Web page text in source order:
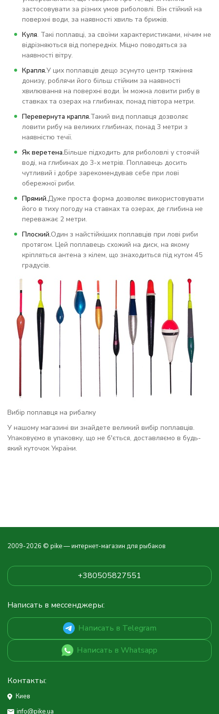
застосовувати за різних умов риболовлі. Він стійкий на
поверхні води, за наявності хвиль та брижів.
Куля. Такі поплавці, за своїми характеристиками, нічим не
відрізняються від попередніх. Міцно поводяться за
наявності вітру.
Крапля.У цих поплавців дещо зсунуто центр тяжіння
донизу, роблячи його більш стійким за наявності
хвилювання на поверхні води. Їм можна ловити рибу в
ставках та озерах на глибинах, понад півтора метри.
Перевернута крапля.Такий вид поплавця дозволяє
ловити рибу на великих глибинах, понад 3 метри з
наявністю течії.
Як веретена.Більше підходить для риболовлі у стоячій
воді, на глибинах до 3-х метрів. Поплавець досить
чутливий і добре зарекомендував себе при лові
обережної риби.
Прямий.Дуже проста форма дозволяє використовувати
його в тиху погоду на ставках та озерах, де глибина не
переважає 2 метри.
Плоский.Один з найстійкіших поплавців при лові риби
протягом. Цей поплавець схожий на диск, на якому
кріпляться антена з кілем, що знаходиться під кутом 45
градусів.
Вибір поплавця на рибалку
У нашому магазині ви знайдете великий вибір поплавців.
Упаковуємо в упаковку, що не б'ється, доставляємо в будь-
який куточок України.
2009-2026 © pike — интернет-магазин для рыбаков
+380505827551
Написать в мессенджеры:
Написать в Telegram
Написать в Whatsapp
Контакты:
Киев
info@pike.ua